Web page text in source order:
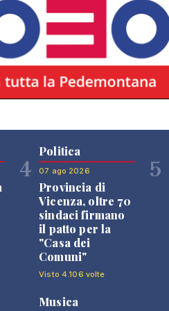
4
Politica
07 ago 2026
Provincia di
Vicenza, oltre 70
sindaci firmano
il patto per la
"Casa dei
Comuni"
Visto 4.106 volte
5
Musica